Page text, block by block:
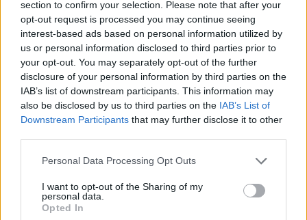
section to confirm your selection. Please note that after your
opt-out request is processed you may continue seeing
interest-based ads based on personal information utilized by
us or personal information disclosed to third parties prior to
your opt-out. You may separately opt-out of the further
disclosure of your personal information by third parties on the
IAB’s list of downstream participants. This information may
also be disclosed by us to third parties on the IAB’s List of
Downstream Participants that may further disclose it to other
Please note that this website/app uses one or more Google
not limited to your visit or usage behaviour. You may click to
grant or deny consent to Google and its third-party tags to
use your data for below specified purposes in below Google
Personal Data Processing Opt Outs
I want to opt-out of the Sharing of my
personal data.
Opted In
pénzek érkezéséhez még szükségesek
ELEMZÉSEK 2026. júl. 20.
Minden idők legjövedelmezőbbje és
legdrágábbja volt az amerikai foci vb -